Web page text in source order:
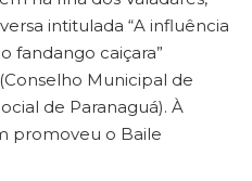
intitulada “A influência
fandango caiçara”
Municipal de
de Paranaguá). À
promoveu o Baile